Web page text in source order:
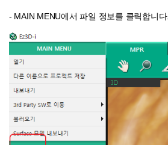
- MAIN MENU에서 파일 정보를 클릭합니다.